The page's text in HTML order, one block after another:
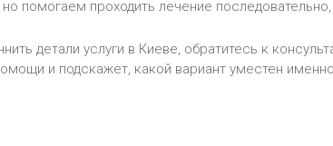
но помогаем проходить лечение
детали услуги в Киеве, обратитесь к
и подскажет, какой вариант уместен